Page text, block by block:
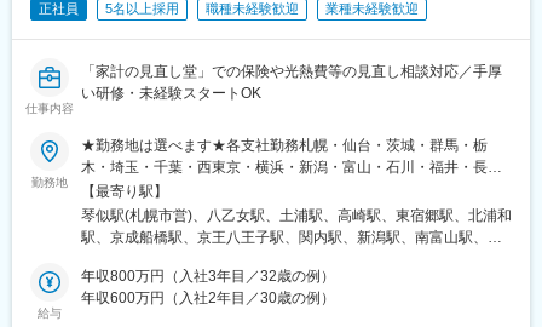
正社員 5名以上採用 職種未経験歓迎 業種未経験歓迎
仕事内容
「家計の見直し堂」での保険や光熱費等の見直し相談対応／手厚
い研修・未経験スタートOK
勤務地
★勤務地は選べます★各支社勤務札幌・仙台・茨城・群馬・栃
木・埼玉・千葉・西東京・横浜・新潟・富山・石川・福井・長
野・静岡・名古屋・三重・京都・大阪・神戸・岡山・広島・愛
媛・福岡・長崎・熊本・鹿児島※U・Iターン歓迎▼北海道・東北北
海道札幌市西区宮城県仙台市泉区▼関東茨城県土浦市群馬県高崎
王子市神奈川県横浜市中区▼北信越新潟県新潟市中央区富山県富
山市石川県金沢市福井県福井市長野県松本市▼東海静岡県静岡市
【最寄り駅】
琴似駅(札幌市営)、八乙女駅、土浦駅、高崎駅、東宿郷駅、北浦和
駅、京成船橋駅、京王八王子駅、関内駅、新潟駅、南富山駅、西
駅、尾張一宮駅、津駅、五条駅(京都市営)、江坂駅、三国ケ丘駅
(大阪府)、新神戸駅、大雲寺前駅、比治山橋駅、大手町駅(愛媛
給与
年収800万円（入社3年目／32歳の例）
年収600万円（入社2年目／30歳の例）